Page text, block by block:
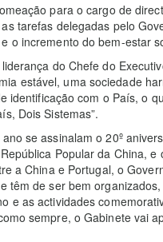
para o cargo de
tarefas delegadas pelo
o incremento do bem-estar
do Chefe do
estável, uma sociedade
identificação com o País, o
Dois Sistemas”.
se assinalam o 20º
Popular da China, e
a China e Portugal, o
têm de ser bem
e as actividades
sempre, o Gabinete vai